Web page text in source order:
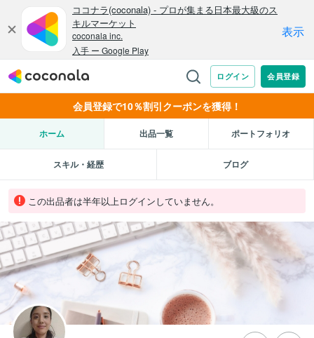
会員登録で10％割引クーポンを獲得！
ホーム 出品一覧 ポートフォリオ
スキル・経歴 ブログ
この出品者は半年以上ログインしていません。